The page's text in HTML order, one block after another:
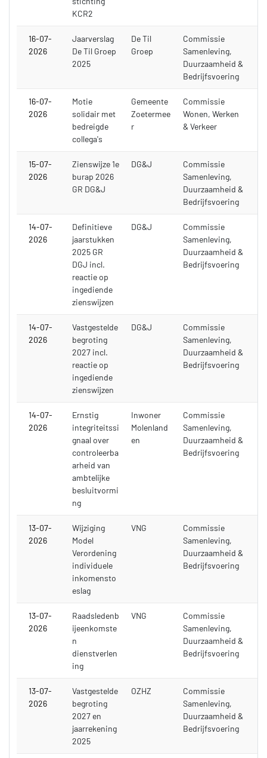
KCR2
16-07-
2026
Jaarverslag
De Til Groep
2025
De Til
Groep
Commissie
Samenleving,
Duurzaamheid &
Bedrijfsvoering
16-07-
2026
Motie
solidair met
bedreigde
collega's
Gemeente
Zoetermee
r
Commissie
Wonen, Werken
& Verkeer
15-07-
2026
Zienswijze 1e
burap 2026
GR DG&J
DG&J
Commissie
Samenleving,
Duurzaamheid &
Bedrijfsvoering
14-07-
2026
Definitieve
jaarstukken
2025 GR
DGJ incl.
reactie op
ingediende
zienswijzen
DG&J
Commissie
Samenleving,
Duurzaamheid &
Bedrijfsvoering
14-07-
2026
Vastgestelde
begroting
2027 incl.
reactie op
ingediende
zienswijzen
DG&J
Commissie
Samenleving,
Duurzaamheid &
Bedrijfsvoering
14-07-
2026
Ernstig
integriteitssi
gnaal over
controleerba
arheid van
ambtelijke
besluitvormi
ng
Inwoner
Molenland
en
Commissie
Samenleving,
Duurzaamheid &
Bedrijfsvoering
13-07-
2026
Wijziging
Model
Verordening
individuele
inkomensto
eslag
VNG
Commissie
Samenleving,
Duurzaamheid &
Bedrijfsvoering
13-07-
2026
Raadsledenb
ijeenkomste
n
dienstverlen
ing
VNG
Commissie
Samenleving,
Duurzaamheid &
Bedrijfsvoering
13-07-
2026
Vastgestelde
begroting
2027 en
jaarrekening
2025
OZHZ
Commissie
Samenleving,
Duurzaamheid &
Bedrijfsvoering